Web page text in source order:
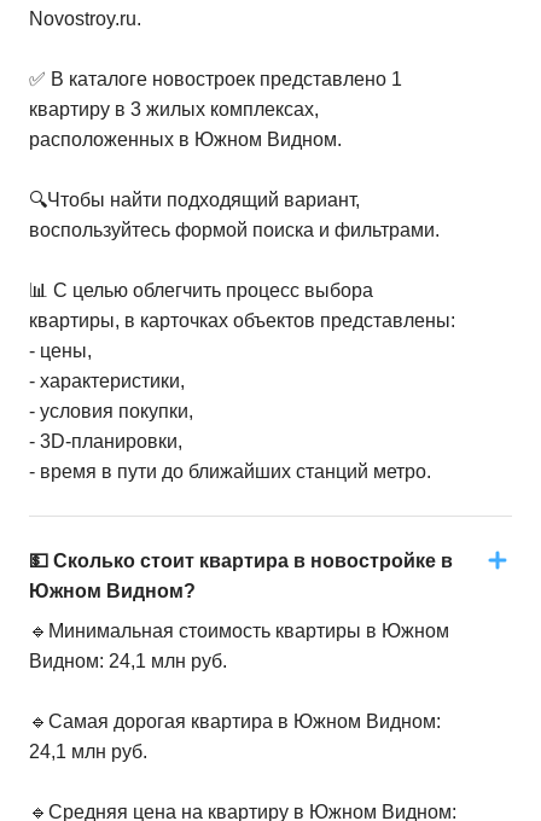
Novostroy.ru.
✅ В каталоге новостроек представлено 1
квартиру в 3 жилых комплексах,
расположенных в Южном Видном.
🔍Чтобы найти подходящий вариант,
воспользуйтесь формой поиска и фильтрами.
📊 С целью облегчить процесс выбора
квартиры, в карточках объектов представлены:
- цены,
- характеристики,
- условия покупки,
- 3D-планировки,
- время в пути до ближайших станций метро.
💵 Сколько стоит квартира в новостройке в
Южном Видном?
🔹Минимальная стоимость квартиры в Южном
Видном: 24,1 млн руб.
🔹Самая дорогая квартира в Южном Видном:
24,1 млн руб.
🔹Средняя цена на квартиру в Южном Видном: